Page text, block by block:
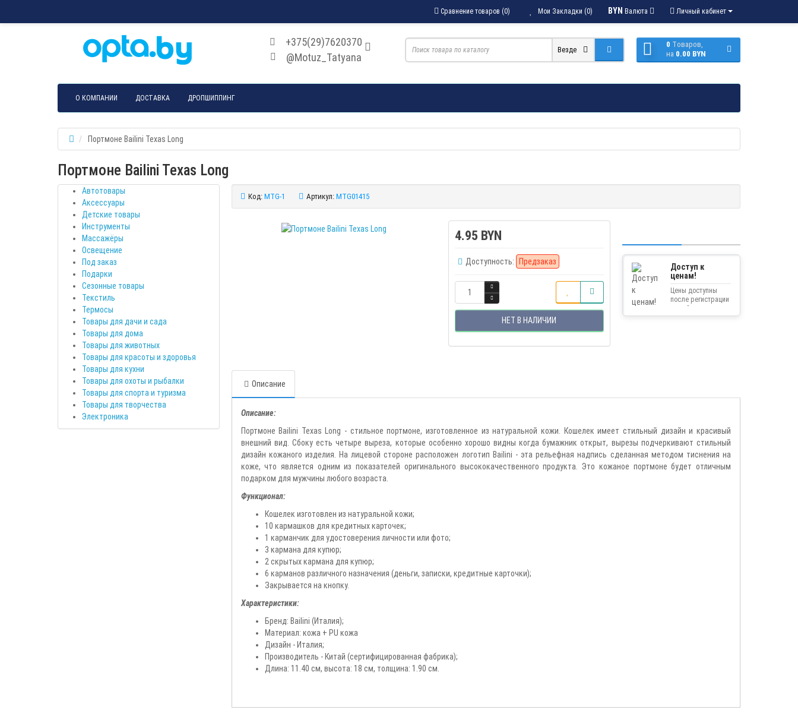
Личный кабинет
BYN Валюта
Мои Закладки (0)
Сравнение товаров (0)
+375(29)7620370
@Motuz_Tatyana
0 Tоваров,
на 0.00 BYN
Везде
О КОМПАНИИ ДОСТАВКА ДРОПШИППИНГ
Портмоне Bailini Texas Long
Портмоне Bailini Texas Long
Автотовары
Аксессуары
Детские товары
Инструменты
Массажёры
Освещение
Под заказ
Подарки
Сезонные товары
Текстиль
Термосы
Товары для дачи и сада
Товары для дома
Товары для животных
Товары для красоты и здоровья
Товары для кухни
Товары для охоты и рыбалки
Товары для спорта и туризма
Товары для творчества
Электроника
Код: MTG-1 Артикул: MTG01415
4.95 BYN
Доступность: Предзаказ
НЕТ В НАЛИЧИИ
Доступ к
ценам!
Цены доступны
после регистрации
на сайте.
Описание
Описание:
Портмоне Bailini Texas Long - стильное портмоне, изготовленное из натуральной кожи. Кошелек имеет стильный дизайн и красивый
внешний вид. Сбоку есть четыре выреза, которые особенно хорошо видны когда бумажник открыт, вырезы подчеркивают стильный
дизайн кожаного изделия. На лицевой стороне расположен логотип Bailini - эта рельефная надпись сделанная методом тиснения на
коже, что является одним из показателей оригинального высококачественного продукта. Это кожаное портмоне будет отличным
подарком для мужчины любого возраста.
Функционал:
Кошелек изготовлен из натуральной кожи;
10 кармашков для кредитных карточек;
1 карманчик для удостоверения личности или фото;
3 кармана для купюр;
2 скрытых кармана для купюр;
6 карманов различного назначения (деньги, записки, кредитные карточки);
Закрывается на кнопку.
Характеристики:
Бренд: Bailini (Италия);
Материал: кожа + PU кожа
Дизайн - Италия;
Производитель - Китай (сертифицированная фабрика);
Длина: 11.40 см, высота: 18 см, толщина: 1.90 см.